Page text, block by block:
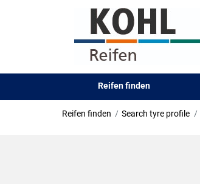
Reifen finden
Reifen finden Search tyre profile